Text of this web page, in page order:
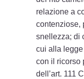
relazione a
contenziose,
snellezza; di
cui alla
con il ricorso
dell’art. 111